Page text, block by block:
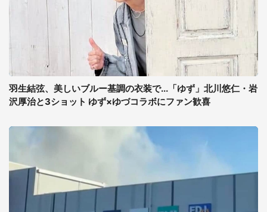
羽生結弦、美しいブルー基調の衣装で...「ゆず」北川悠仁・岩
沢厚治と3ショット ゆず×ゆづコラボにファン歓喜